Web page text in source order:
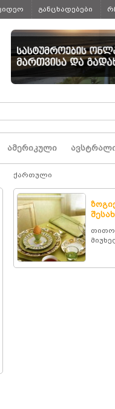
განცხადებები
ამერიკული
ქართული